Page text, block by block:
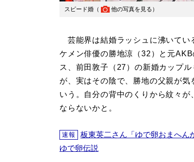
スピード婚（ 他の写真を見る ）
芸能界は結婚ラッシュに沸いてい
ケメン俳優の勝地涼（32）と元AKB
ス、前田敦子（27）の新婚カップ
が、実はその陰で、勝地の父親が気
いう。自分の背中のくりから紋々が
ならないかと。
速報
板東英二さん「ゆで卵おまへ
ゆで卵伝説